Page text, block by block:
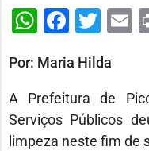
Por: Maria Hilda
A Prefeitura de
Serviços Públicos
limpeza neste fim de